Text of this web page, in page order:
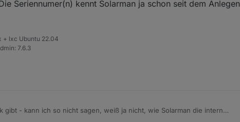
Seriennumer(n) kennt Solarman ja schon seit dem Anlegen
+ lxc Ubuntu 22.04
7.6.3
gibt - kann ich so nicht sagen, weiß ja nicht, wie Solarman die intern